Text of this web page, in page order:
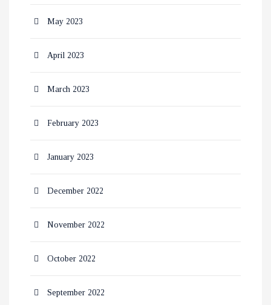
May 2023
April 2023
March 2023
February 2023
January 2023
December 2022
November 2022
October 2022
September 2022